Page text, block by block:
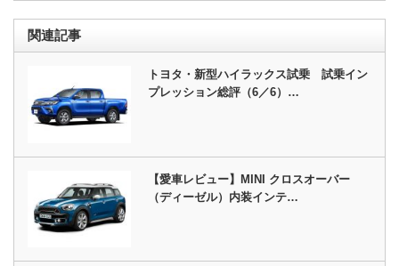
関連記事
トヨタ・新型ハイラックス試乗 試乗イン
プレッション総評（6／6）…
【愛車レビュー】MINI クロスオーバー
（ディーゼル）内装インテ…